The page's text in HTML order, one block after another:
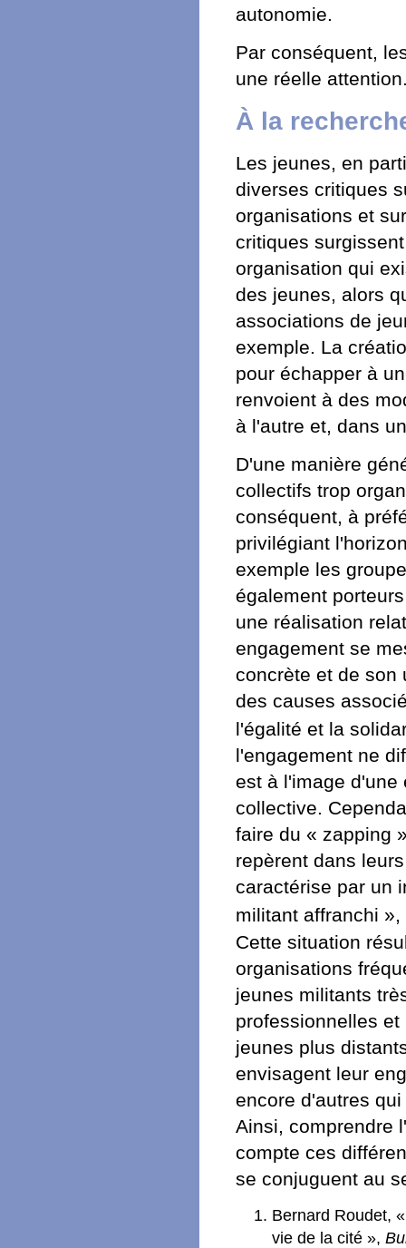
autonomie.
Par conséquent,
une réelle
À la
Les jeunes, en
diverses critiques
organisations et
critiques
organisation qui
des jeunes, alors
associations de
exemple. La
pour échapper à
renvoient à des
à l'autre et, dans
D'une manière
collectifs trop
conséquent, à
privilégiant
exemple les
également
une réalisation
engagement se
concrète et de son
des causes
l'égalité et la
l'engagement ne
est à l'image d'une
collective.
faire du « zapping
repèrent dans
caractérise par un
militant affranchi
Cette situation
organisations
jeunes militants
professionnelles
jeunes plus
envisagent leur
encore d'autres
Ainsi, comprendre
compte ces
se conjuguent au
Bernard Roudet,
vie de la cité »,